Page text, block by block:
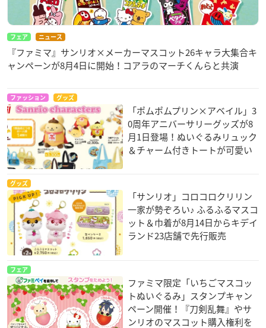
フェア ニュース
『ファミマ』サンリオ×メーカーマスコット26キャラ大集合キ
ャンペーンが8月4日に開始！コアラのマーチくんらと共演
ファッション グッズ
「ポムポムプリン×アベイル」3
0周年アニバーサリーグッズが8
月1日登場！ぬいぐるみリュック
＆チャーム付きトートが可愛い
グッズ
「サンリオ」コロコロクリリン
一家が勢ぞろい♪ ふるふるマスコ
ット＆巾着が8月14日からキデイ
ランド23店舗で先行販売
フェア
ファミマ限定「いちごマスコッ
トぬいぐるみ」スタンプキャン
ペーン開催！『刀剣乱舞』やサ
ンリオのマスコット購入権利を